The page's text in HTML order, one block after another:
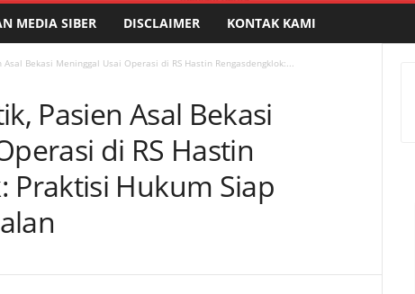
MEDIA SIBER DISCLAIMER KONTAK KAMI
Bekasi Meninggal Usai Operasi di RS Hastin Rengasdengklok:...
Pasien Asal Bekasi
di RS Hastin
Praktisi Hukum Siap